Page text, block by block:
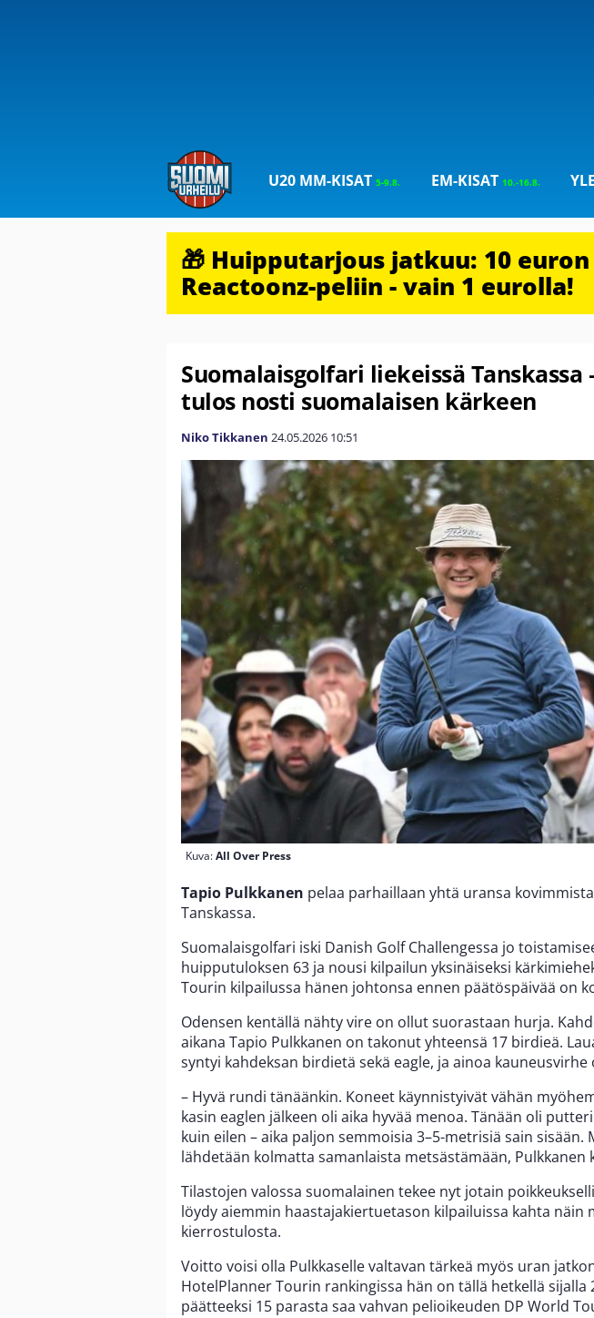
U20 MM-KISAT5-9.8. EM-KISAT 10.-16.8.
🎁 Huipputarjous jatkuu: 10
Reactoonz-peliin - vain 1 eurolla!
Suomalaisgolfari liekeissä Tanskassa
tulos nosti suomalaisen kärkeen
Niko Tikkanen 24.05.2026 10:51
Kuva:All Over Press
Tapio Pulkkanen pelaa parhaillaan yhtä uransa
Tanskassa.
Suomalaisgolfari iski Danish Golf Challengessa jo
huipputuloksen 63 ja nousi kilpailun yksinäiseksi
Tourin kilpailussa hänen johtonsa ennen päätöspäivää on
Odensen kentällä nähty vire on ollut suorastaan hurja.
aikana Tapio Pulkkanen on takonut yhteensä 17 birdieä.
syntyi kahdeksan birdietä sekä eagle, ja ainoa kauneusvirhe
– Hyvä rundi tänäänkin. Koneet käynnistyivät vähän
kasin eaglen jälkeen oli aika hyvää menoa. Tänään oli
kuin eilen – aika paljon semmoisia 3–5-metrisiä sain sisään.
lähdetään kolmatta samanlaista metsästämään, Pulkkanen
Tilastojen valossa suomalainen tekee nyt jotain
löydy aiemmin haastajakiertuetason kilpailuissa kahta näin
kierrostulosta.
Voitto voisi olla Pulkkaselle valtavan tärkeä myös uran
HotelPlanner Tourin rankingissa hän on tällä hetkellä sijalla
päätteeksi 15 parasta saa vahvan pelioikeuden DP World